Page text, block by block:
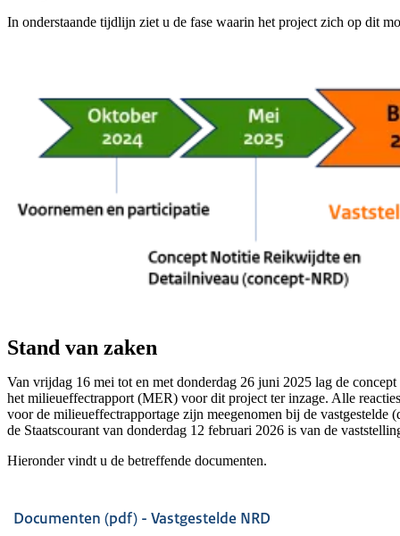
In onderstaande tijdlijn ziet u de fase waarin het project zich op dit
Stand van zaken
Van vrijdag 16 mei tot en met donderdag 26 juni 2025 lag de
het milieueffectrapport (MER) voor dit project ter inzage. Alle
voor de milieueffectrapportage zijn meegenomen bij de
de Staatscourant van donderdag 12 februari 2026 is van de
Hieronder vindt u de betreffende documenten.
Documenten (pdf) - Vastgestelde NRD